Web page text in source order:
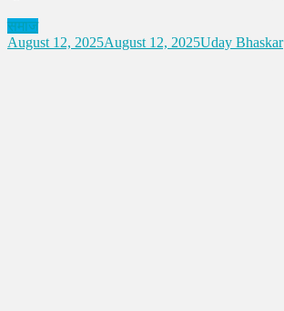
समाज
August 12, 2025August 12, 2025Uday Bhaskar